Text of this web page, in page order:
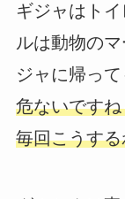
ギジャはト
ルは動物の
ジャに帰って
危ないです
毎回こうす